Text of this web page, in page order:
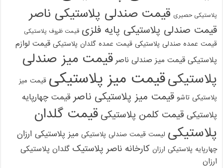
پلاستیکی حصیری قیمت صندلی پلاستیکی ناصر
قیمت صندلی پلاستیکی پایه فلزی قیمت ظروف پلاستیکی
قیمت عمده صندلی پلاستیکی قیمت عمده گلدان پلاستیکی قیمت لوازم
پلاستیکی قیمت میز صندلی ناصر قیمت میز صندلی
پلاستیکیقیمت میز پلاستیکی قیمت میز
پلاستیکی تاشو قیمت میز پلاستیکی ناصر قیمت چهارپایه
پلاستیکی قیمت کلمن پلاستیکی قیمت گلدان
پلاستیکی لیست قیمت صندلی پلاستیکی میز پلاستیکی ارزان
چهارپایه پلاستیکی ارزان کارخانه ناصر پلاستیک گلدان پلاستیکی
ارزان